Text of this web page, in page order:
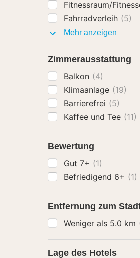
Fitnessraum/
Fahrradverleih (5)
Mehr anzeigen
Zimmerausstattung
Balkon (4)
Klimaanlage (19)
Barrierefrei (5)
Kaffee und Tee (11)
Bewertung
Gut 7+ (1)
Befriedigend 6+ (1)
Entfernung zum
Weniger als 5.0 km
Lage des Hotels